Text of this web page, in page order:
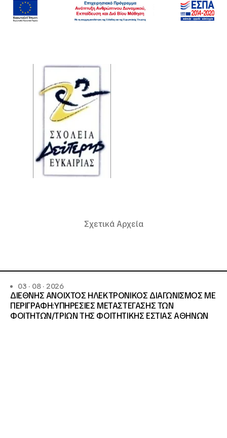
Σχετικά Αρχεία
03 · 08 · 2026
ΔΙΕΘΝΗΣ ΑΝΟΙΧΤΟΣ ΗΛΕΚΤΡΟΝΙΚΟΣ ΔΙΑΓΩΝΙΣΜΟΣ ΜΕ
ΠΕΡΙΓΡΑΦΗ:ΥΠΗΡΕΣΙΕΣ METAΣΤΕΓΑΣΗΣ ΤΩΝ
ΦΟΙΤΗΤΩΝ/ΤΡΙΩΝ ΤΗΣ ΦΟΙΤΗΤΙΚΗΣ ΕΣΤΙΑΣ ΑΘΗΝΩΝ